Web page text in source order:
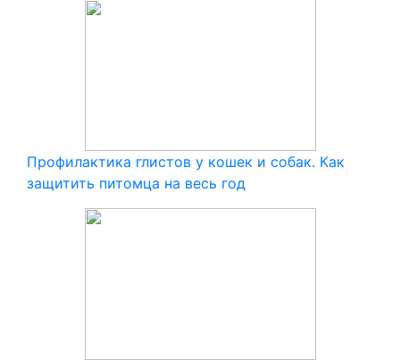
Профилактика глистов у кошек и собак. Как
защитить питомца на весь год